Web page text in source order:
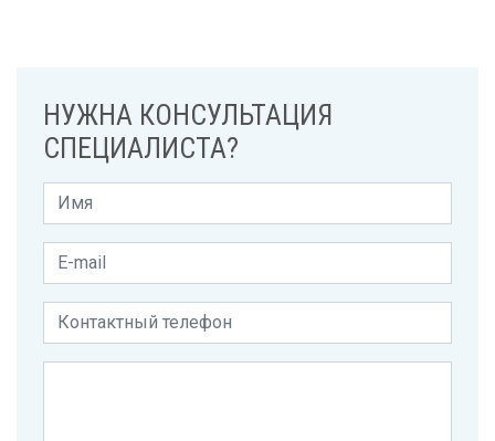
НУЖНА КОНСУЛЬТАЦИЯ
СПЕЦИАЛИСТА?